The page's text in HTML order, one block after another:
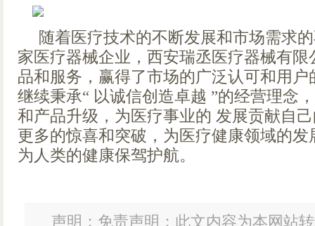
随着医疗技术的不断发展和市场需求
家医疗器械企业，西安瑞丞医疗器械有
品和服务，赢得了市场的广泛认可和用
继续秉承“ 以诚信创造卓越 ”的经营理念
和产品升级，为医疗事业的 发展贡献自
更多的惊喜和突破，为医疗健康领域的
为人类的健康保驾护航。
声明：免责声明：此文内容为本网站